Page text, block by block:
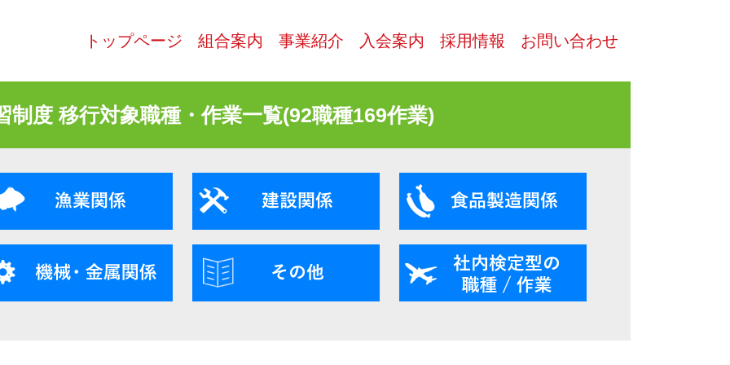
トップページ 組合案内 事業紹介 入会案内 採用情報 お問い合わせ
制度 移行対象職種・作業一覧(92職種169作業)